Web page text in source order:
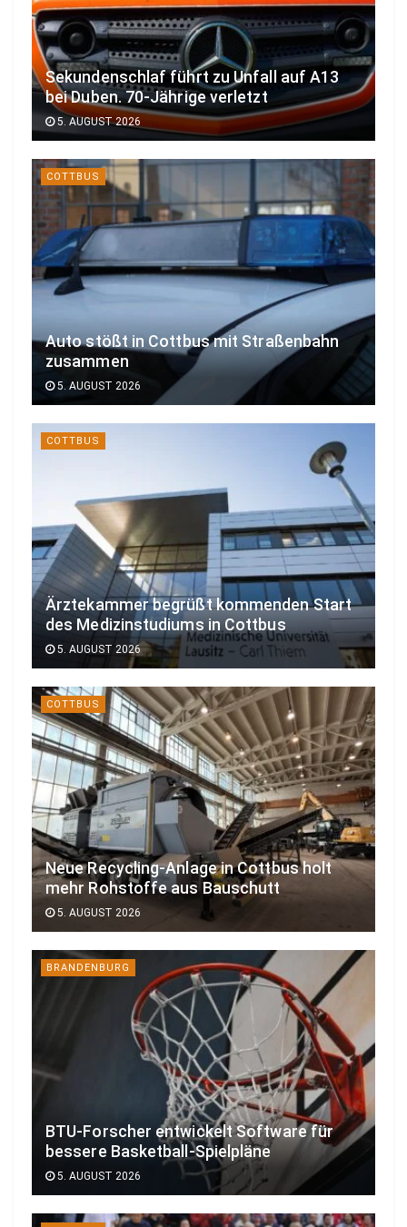
Sekundenschlaf führt zu Unfall auf A13
bei Duben. 70-Jährige verletzt
5. AUGUST 2026
COTTBUS
Auto stößt in Cottbus mit Straßenbahn
zusammen
5. AUGUST 2026
COTTBUS
Ärztekammer begrüßt kommenden Start
des Medizinstudiums in Cottbus
5. AUGUST 2026
COTTBUS
Neue Recycling-Anlage in Cottbus holt
mehr Rohstoffe aus Bauschutt
5. AUGUST 2026
BRANDENBURG
BTU-Forscher entwickelt Software für
bessere Basketball-Spielpläne
5. AUGUST 2026